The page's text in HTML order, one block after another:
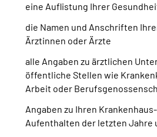
eine Auflistung Ihrer
die Namen und Anschriften
Ärztinnen oder Ärzte
alle Angaben zu ärztlichen
öffentliche Stellen wie
Arbeit oder
Angaben zu Ihren
Aufenthalten der letzten Jahre